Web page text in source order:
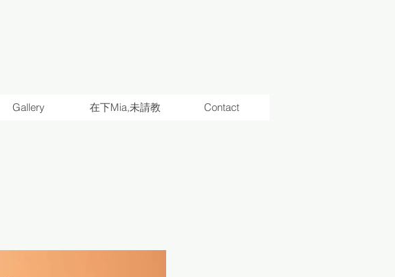
Gallery 在下Mia,未請教 Contact